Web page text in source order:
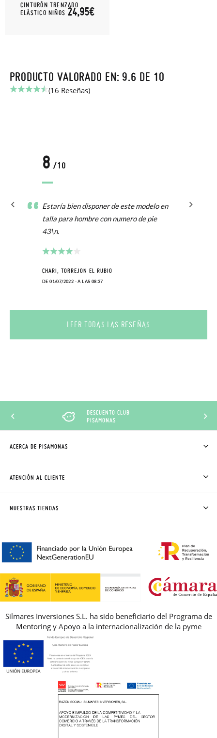
CINTURÓN TRENZADO
ELÁSTICO NIÑOS 24,95€
PRODUCTO VALORADO EN: 9.6 DE 10
(16 Reseñas)
8 /10
Estaría bien disponer de este modelo en
talla para hombre con numero de pie
43\n.
CHARI, TORREJON EL RUBIO
DE 01/07/2022 - A LAS 08:37
LEER TODAS LAS RESEÑAS
DESCUENTO CLUB
PISAMONAS
ACERCA DE PISAMONAS
CÓMO COMPRAR
AVISO LEGAL, PRIVACIDAD Y COOKIES
REBAJAS
ATENCIÓN AL CLIENTE
PREGUNTAS FRECUENTES
NUESTRAS TIENDAS
Silmares Inversiones S.L. ha sido beneficiario del Programa de
Mentoring y Apoyo a la internacionalización de la pyme